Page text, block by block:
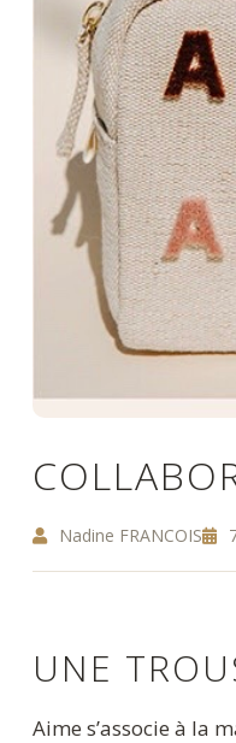
Nadine FRANCOIS
UNE
Aime s’associe à la